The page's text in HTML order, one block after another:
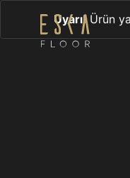
Uyarı!Ürün